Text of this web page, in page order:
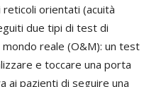
orientati (acuità
due tipi di test di
reale (O&M): un test
e toccare una porta
ai pazienti di seguire una